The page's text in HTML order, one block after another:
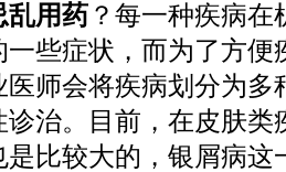
乱用药 ？每一种疾病
些症状，而为了方便
师会将疾病划分为多
治。目前，在皮肤类
比较大的，银屑病这